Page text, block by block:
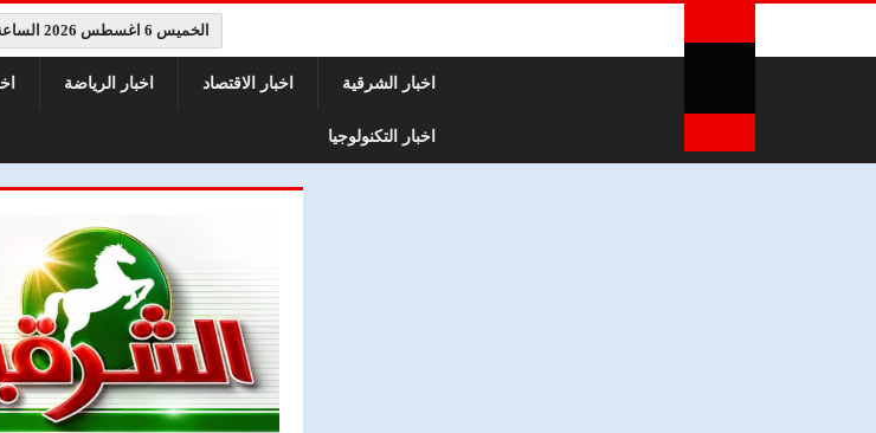
الخميس 6 اغسطس 2026 الساعة 08:55 ص
اخبار الشرقية اخبار الاقتصاد اخبار الرياضة
اخبار التكنولوجيا